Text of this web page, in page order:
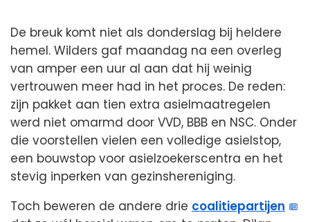
De breuk komt niet als donderslag bij heldere
hemel. Wilders gaf maandag na een overleg
van amper een uur al aan dat hij weinig
vertrouwen meer had in het proces. De reden:
zijn pakket aan tien extra asielmaatregelen
werd niet omarmd door VVD, BBB en NSC. Onder
die voorstellen vielen een volledige asielstop,
een bouwstop voor asielzoekerscentra en het
stevig inperken van gezinshereniging.
Toch beweren de andere drie coalitiepartijen